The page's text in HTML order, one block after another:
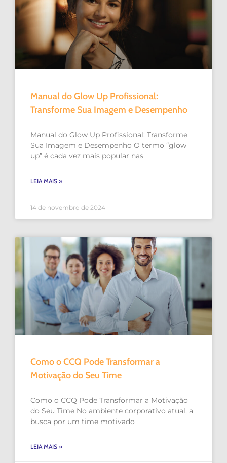
Manual do Glow Up Profissional:
Transforme Sua Imagem e Desempenho
Manual do Glow Up Profissional: Transforme
Sua Imagem e Desempenho O termo “glow
up” é cada vez mais popular nas
LEIA MAIS »
14 de novembro de 2024
Como o CCQ Pode Transformar a
Motivação do Seu Time
Como o CCQ Pode Transformar a Motivação
do Seu Time No ambiente corporativo atual, a
busca por um time motivado
LEIA MAIS »